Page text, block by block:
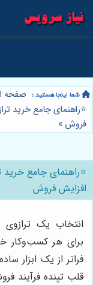
صفحه
⭐️راهنمای جامع خرید
فروش »
⭐️راهنمای جامع
افزایش فروش
انتخاب یک ترازوی
برای هر کسب‌وکار
فراتر از یک ابزار
قلب تپنده فرآیند